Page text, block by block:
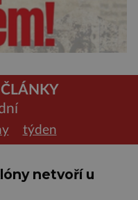
ČLÁNKY
týden
netvoří u